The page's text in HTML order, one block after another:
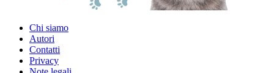
Chi siamo
Autori
Contatti
Privacy